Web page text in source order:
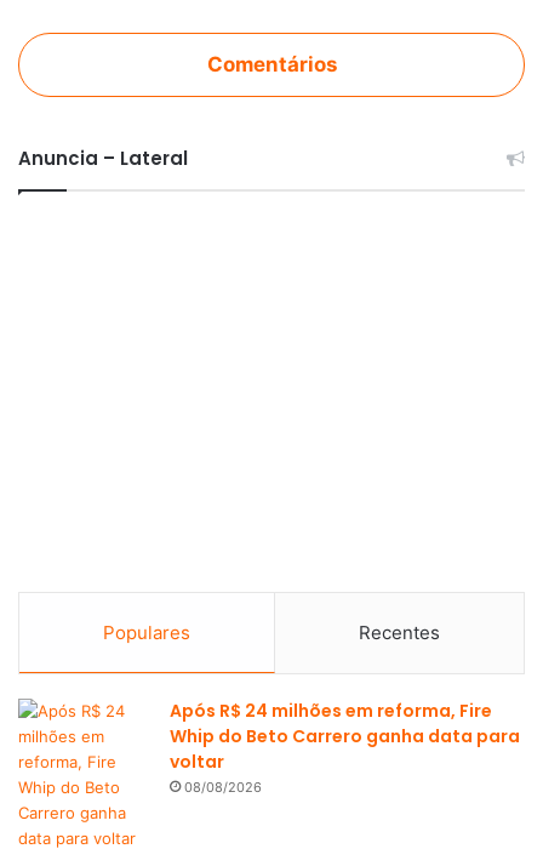
Comentários
Anuncia – Lateral
Populares Recentes
Após R$ 24 milhões em reforma, Fire
Whip do Beto Carrero ganha data para
voltar
08/08/2026